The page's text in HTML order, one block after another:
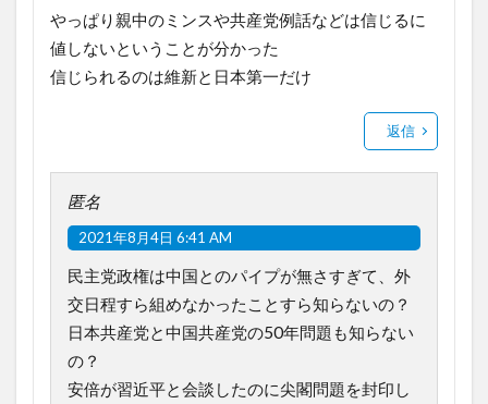
やっぱり親中のミンスや共産党例話などは信じるに
値しないということが分かった
信じられるのは維新と日本第一だけ
返信
匿名
2021年8月4日 6:41 AM
民主党政権は中国とのパイプが無さすぎて、外
交日程すら組めなかったことすら知らないの？
日本共産党と中国共産党の50年問題も知らない
の？
安倍が習近平と会談したのに尖閣問題を封印し